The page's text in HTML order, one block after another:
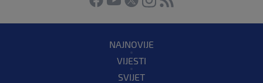
NAJNOVIJE
VIJESTI
SVIJET